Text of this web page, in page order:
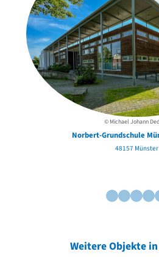
© Michael Johann
Norbert-Grundschule
48157 Münster
Weitere Objekte